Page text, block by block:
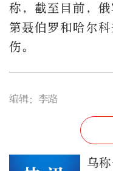
称，截至目前，俄
第聂伯罗和哈尔
伤。
编辑：李路
乌